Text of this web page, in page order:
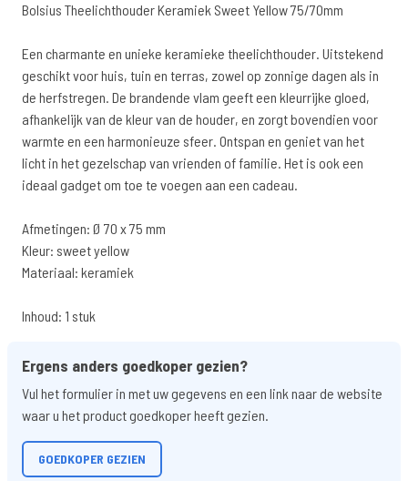
Bolsius Theelichthouder Keramiek Sweet Yellow 75/70mm
Een charmante en unieke keramieke theelichthouder. Uitstekend
geschikt voor huis, tuin en terras, zowel op zonnige dagen als in
de herfstregen. De brandende vlam geeft een kleurrijke gloed,
afhankelijk van de kleur van de houder, en zorgt bovendien voor
warmte en een harmonieuze sfeer. Ontspan en geniet van het
licht in het gezelschap van vrienden of familie. Het is ook een
ideaal gadget om toe te voegen aan een cadeau.
Afmetingen: Ø 70 x 75 mm
Kleur: sweet yellow
Materiaal: keramiek
Inhoud: 1 stuk
Ergens anders goedkoper gezien?
Vul het formulier in met uw gegevens en een link naar de website
waar u het product goedkoper heeft gezien.
GOEDKOPER GEZIEN